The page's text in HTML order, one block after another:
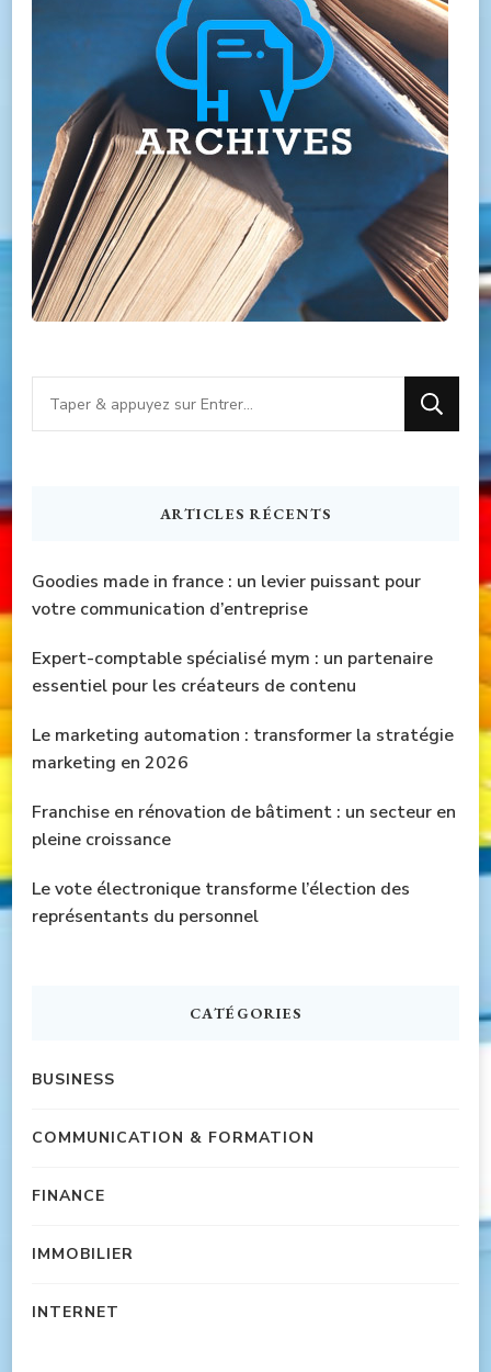
Vous
recherchiez
ARTICLES RÉCENTS
Goodies made in france : un levier puissant pour
votre communication d’entreprise
Expert-comptable spécialisé mym : un partenaire
essentiel pour les créateurs de contenu
Le marketing automation : transformer la stratégie
marketing en 2026
Franchise en rénovation de bâtiment : un secteur en
pleine croissance
Le vote électronique transforme l’élection des
représentants du personnel
CATÉGORIES
BUSINESS
COMMUNICATION & FORMATION
FINANCE
IMMOBILIER
INTERNET